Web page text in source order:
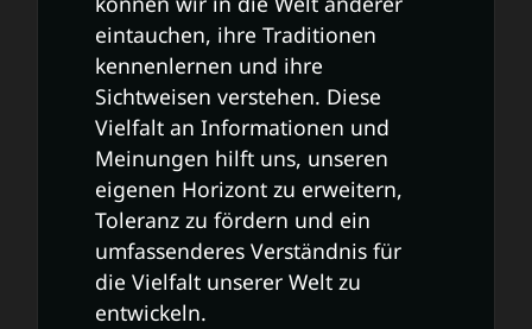
eintauchen, ihre Traditionen
kennenlernen und ihre
Sichtweisen verstehen. Diese
Vielfalt an Informationen und
Meinungen hilft uns, unseren
eigenen Horizont zu erweitern,
Toleranz zu fördern und ein
umfassenderes Verständnis für
die Vielfalt unserer Welt zu
entwickeln.